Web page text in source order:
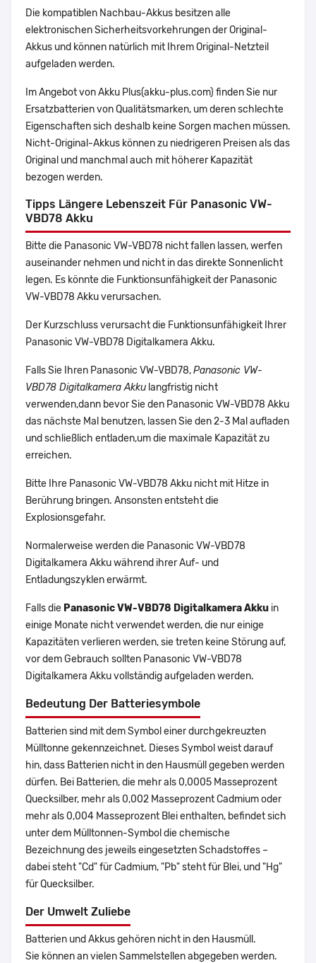
Die kompatiblen Nachbau-Akkus besitzen alle
elektronischen Sicherheitsvorkehrungen der Original-
Akkus und können natürlich mit Ihrem Original-Netzteil
aufgeladen werden.
Im Angebot von Akku Plus(akku-plus.com) finden Sie nur
Ersatzbatterien von Qualitätsmarken, um deren schlechte
Eigenschaften sich deshalb keine Sorgen machen müssen.
Nicht-Original-Akkus können zu niedrigeren Preisen als das
Original und manchmal auch mit höherer Kapazität
bezogen werden.
Tipps Längere Lebenszeit Für Panasonic VW-
VBD78 Akku
Bitte die Panasonic VW-VBD78 nicht fallen lassen, werfen
auseinander nehmen und nicht in das direkte Sonnenlicht
legen. Es könnte die Funktionsunfähigkeit der Panasonic
VW-VBD78 Akku verursachen.
Der Kurzschluss verursacht die Funktionsunfähigkeit Ihrer
Panasonic VW-VBD78 Digitalkamera Akku.
Falls Sie Ihren Panasonic VW-VBD78,Panasonic VW-
VBD78 Digitalkamera Akku langfristig nicht
verwenden,dann bevor Sie den Panasonic VW-VBD78 Akku
das nächste Mal benutzen, lassen Sie den 2-3 Mal aufladen
und schließlich entladen,um die maximale Kapazität zu
erreichen.
Bitte Ihre Panasonic VW-VBD78 Akku nicht mit Hitze in
Berührung bringen. Ansonsten entsteht die
Explosionsgefahr.
Normalerweise werden die Panasonic VW-VBD78
Digitalkamera Akku während ihrer Auf- und
Entladungszyklen erwärmt.
Falls die Panasonic VW-VBD78 Digitalkamera Akku in
einige Monate nicht verwendet werden, die nur einige
Kapazitäten verlieren werden, sie treten keine Störung auf,
vor dem Gebrauch sollten Panasonic VW-VBD78
Digitalkamera Akku vollständig aufgeladen werden.
Bedeutung Der Batteriesymbole
Batterien sind mit dem Symbol einer durchgekreuzten
Mülltonne gekennzeichnet. Dieses Symbol weist darauf
hin, dass Batterien nicht in den Hausmüll gegeben werden
dürfen. Bei Batterien, die mehr als 0,0005 Masseprozent
Quecksilber, mehr als 0,002 Masseprozent Cadmium oder
mehr als 0,004 Masseprozent Blei enthalten, befindet sich
unter dem Mülltonnen-Symbol die chemische
Bezeichnung des jeweils eingesetzten Schadstoffes –
dabei steht "Cd" für Cadmium, "Pb" steht für Blei, und "Hg"
für Quecksilber.
Der Umwelt Zuliebe
Batterien und Akkus gehören nicht in den Hausmüll.
Sie können an vielen Sammelstellen abgegeben werden.